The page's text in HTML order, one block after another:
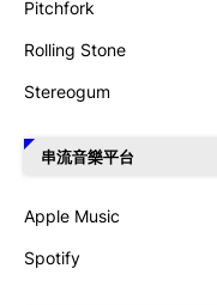
Pitchfork
Rolling Stone
Stereogum
串流音樂平台
Apple Music
Spotify